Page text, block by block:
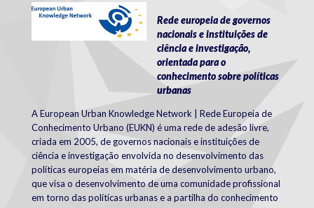
EUKN
Rede europeia de governos
nacionais e instituições de
ciência e investigação,
orientada para o
conhecimento sobre políticas
urbanas
A European Urban Knowledge Network | Rede Europeia de
Conhecimento Urbano (EUKN) é uma rede de adesão livre,
criada em 2005, de governos nacionais e instituições de
ciência e investigação envolvida no desenvolvimento das
políticas europeias em matéria de desenvolvimento urbano,
que visa o desenvolvimento de uma comunidade profissional
em torno das políticas urbanas e a partilha do conhecimento